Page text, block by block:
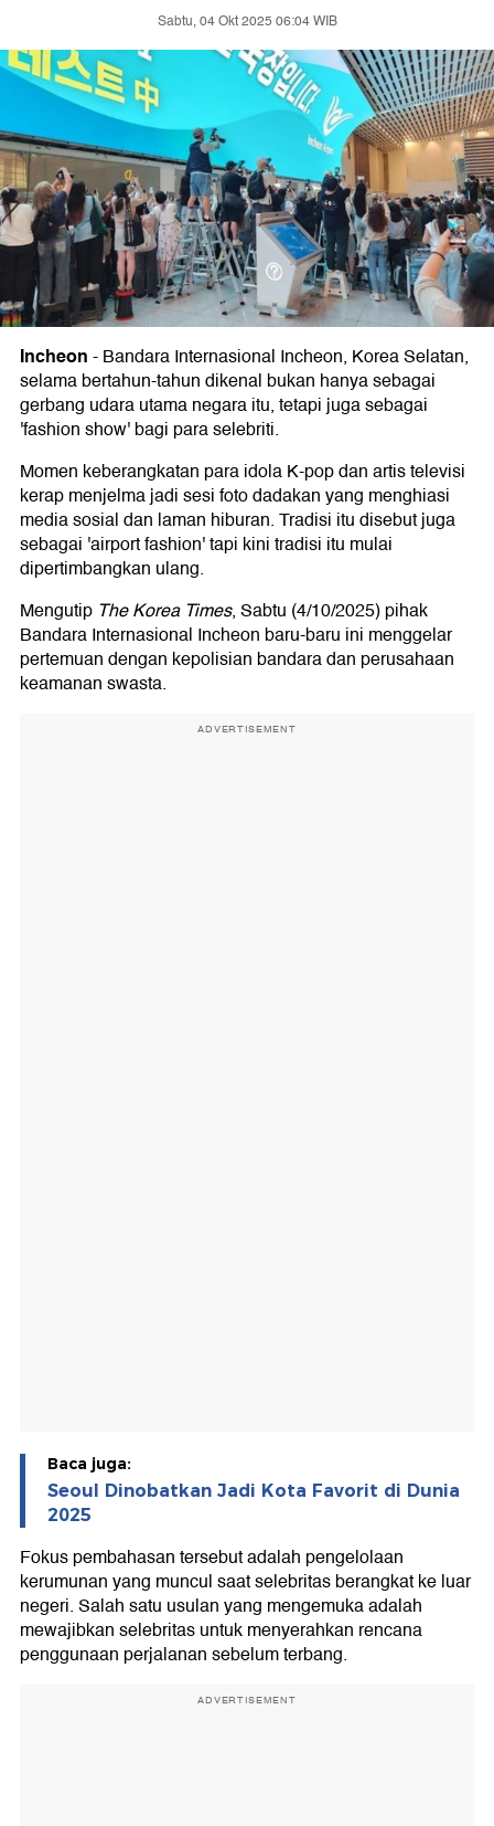
Sabtu, 04 Okt 2025 06:04 WIB
Incheon-Bandara Internasional Incheon, Korea Selatan,
selama bertahun-tahun dikenal bukan hanya sebagai
gerbang udara utama negara itu, tetapi juga sebagai
'fashion show' bagi para selebriti.
Momen keberangkatan para idola K-pop dan artis televisi
kerap menjelma jadi sesi foto dadakan yang menghiasi
media sosial dan laman hiburan. Tradisi itu disebut juga
sebagai 'airport fashion' tapi kini tradisi itu mulai
dipertimbangkan ulang.
Mengutip The Korea Times, Sabtu (4/10/2025) pihak
Bandara Internasional Incheon baru-baru ini menggelar
pertemuan dengan kepolisian bandara dan perusahaan
keamanan swasta.
ADVERTISEMENT
Baca juga:
Seoul Dinobatkan Jadi Kota Favorit di Dunia
2025
Fokus pembahasan tersebut adalah pengelolaan
kerumunan yang muncul saat selebritas berangkat ke luar
negeri. Salah satu usulan yang mengemuka adalah
mewajibkan selebritas untuk menyerahkan rencana
penggunaan perjalanan sebelum terbang.
ADVERTISEMENT